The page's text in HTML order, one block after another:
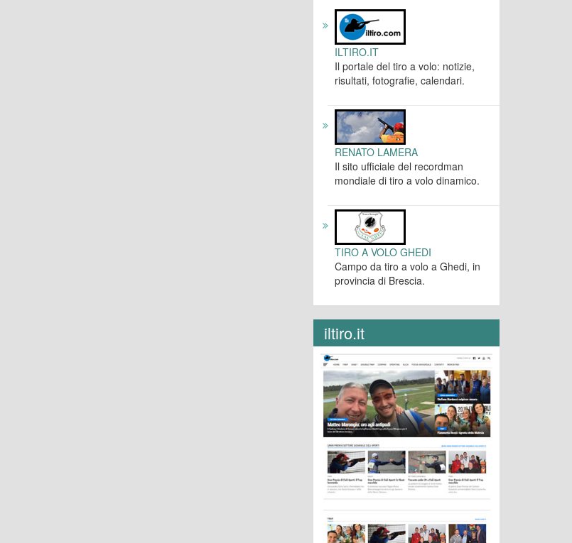
ILTIRO.IT
Il portale del tiro a volo: notizie,
risultati, fotografie, calendari.
RENATO LAMERA
Il sito ufficiale del recordman
mondiale di tiro a volo dinamico.
TIRO A VOLO GHEDI
Campo da tiro a volo a Ghedi, in
provincia di Brescia.
iltiro.it